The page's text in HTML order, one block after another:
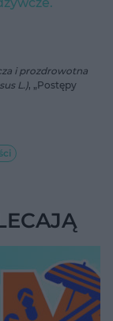
i prozdrowotna
L.), „Postępy